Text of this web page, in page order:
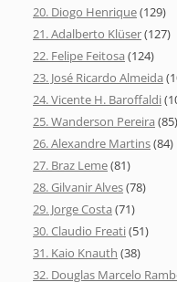
20. Diogo Henrique(129)
21. Adalberto Klüser(127)
22. Felipe Feitosa (124)
23. José Ricardo Almeida
24. Vicente H. Baroffaldi
25. Wanderson Pereira (85)
26. Alexandre Martins(84)
27. Braz Leme(81)
28. Gilvanir Alves(78)
29. Jorge Costa (71)
30. Claudio Freati(51)
31. Kaio Knauth (38)
32. Douglas Marcelo